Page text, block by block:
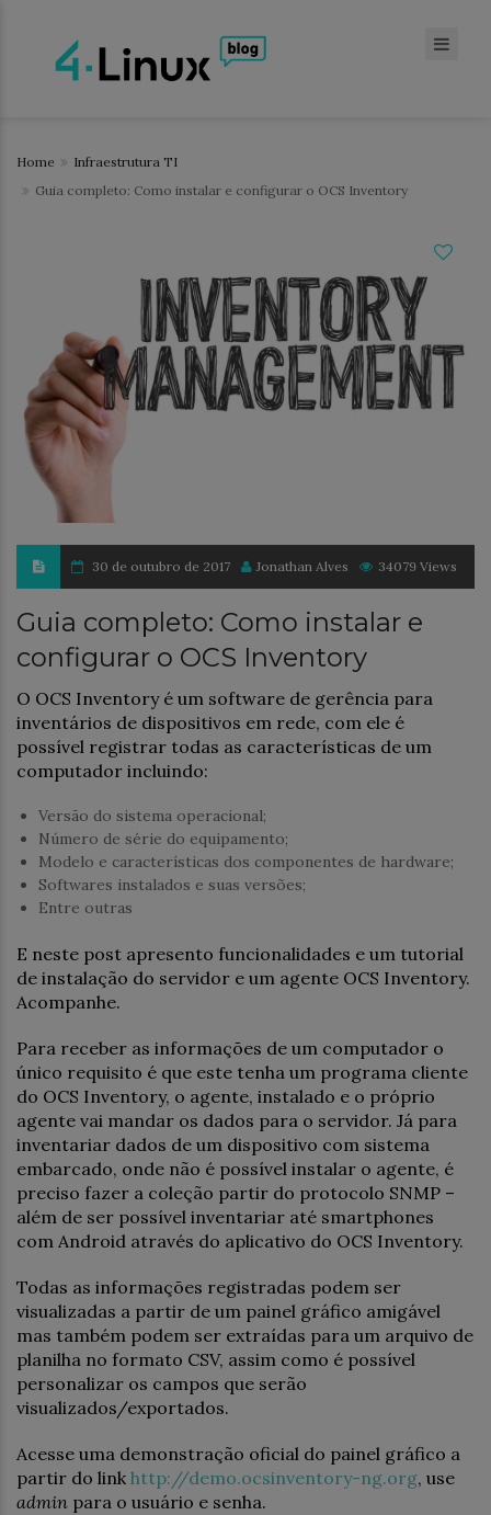
Home
Infraestrutura TI
Guia completo: Como instalar e configurar o OCS Inventory
30 de outubro de 2017 Jonathan Alves 34079 Views
Guia completo: Como instalar e
configurar o OCS Inventory
O OCS Inventory é um software de gerência para
inventários de dispositivos em rede, com ele é
possível registrar todas as características de um
computador incluindo:
Versão do sistema operacional;
Número de série do equipamento;
Modelo e características dos componentes de hardware;
Softwares instalados e suas versões;
Entre outras
E neste post apresento funcionalidades e um tutorial
de instalação do servidor e um agente OCS Inventory.
Acompanhe.
Para receber as informações de um computador o
único requisito é que este tenha um programa cliente
do OCS Inventory, o agente, instalado e o próprio
agente vai mandar os dados para o servidor. Já para
inventariar dados de um dispositivo com sistema
embarcado, onde não é possível instalar o agente, é
preciso fazer a coleção partir do protocolo SNMP –
além de ser possível inventariar até smartphones
com Android através do aplicativo do OCS Inventory.
Todas as informações registradas podem ser
visualizadas a partir de um painel gráfico amigável
mas também podem ser extraídas para um arquivo de
planilha no formato CSV, assim como é possível
personalizar os campos que serão
visualizados/exportados.
Acesse uma demonstração oficial do painel gráfico a
partir do link http://demo.ocsinventory-ng.org, use
admin para o usuário e senha.